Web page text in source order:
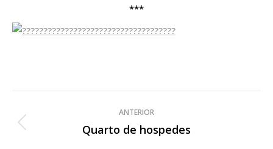
***
Navegação
de
ANTERIOR
Post
Quarto de hospedes